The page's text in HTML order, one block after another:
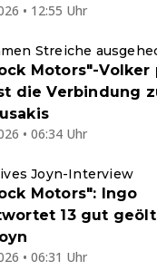
• 12:55 Uhr
Streiche
Motors"-Volker
die Verbindung
• 06:34 Uhr
Joyn-Interview
Motors": Ingo
13 gut
• 06:31 Uhr